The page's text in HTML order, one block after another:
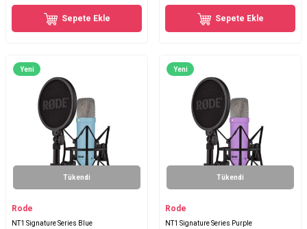
Sepete Ekle Sepete Ekle
Yeni
Tükendi
Rode
NT1 Signature Series Blue
Yeni
Tükendi
Rode
NT1 Signature Series Purple